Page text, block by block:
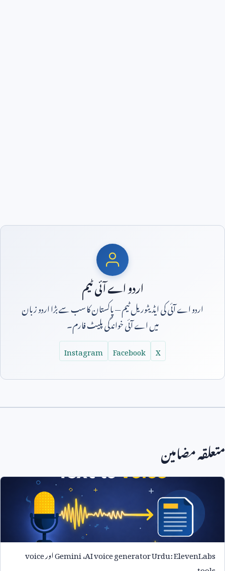
اردو اے آئی ٹیم
اردو اے آئی کی ایڈیٹوریل ٹیم — پاکستان کا سب سے بڑا اردو زبان
میں اے آئی خواندگی پلیٹ فارم۔
X
Facebook
Instagram
متعلقہ مضامین
AI voice generator Urdu: ElevenLabs،Geminiاورvoice